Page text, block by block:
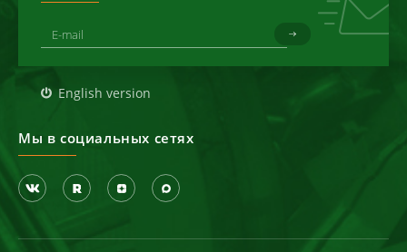
English version
Мы в социальных сетях